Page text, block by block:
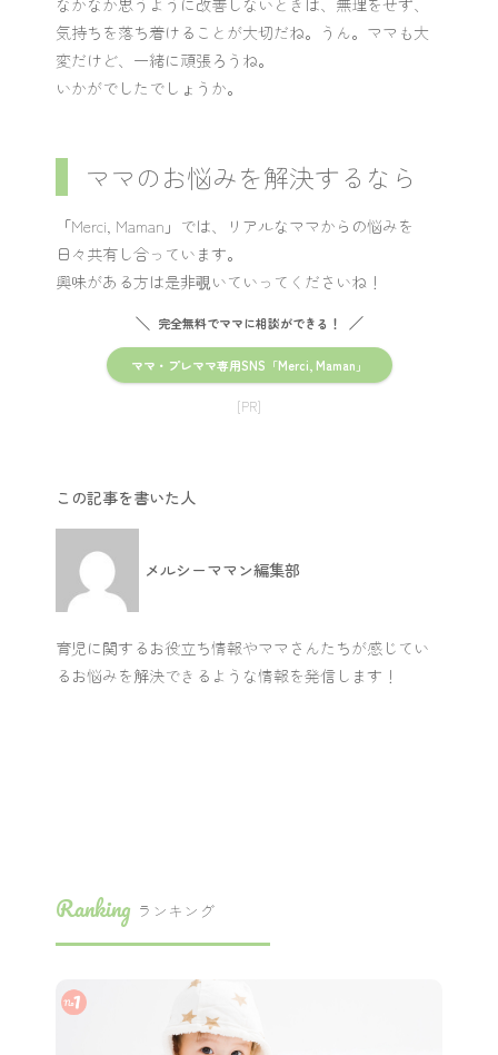
なかなか思うように改善しないときは、無理をせず、
気持ちを落ち着けることが大切だね。うん。ママも大
変だけど、一緒に頑張ろうね。
いかがでしたでしょうか。
ママのお悩みを解決するなら
「Merci, Maman」では、リアルなママからの悩みを
日々共有し合っています。
興味がある方は是非覗いていってくださいね！
完全無料でママに相談ができる！
ママ・プレママ専用SNS「Merci, Maman」
[PR]
この記事を書いた人
メルシーママン編集部
育児に関するお役立ち情報やママさんたちが感じてい
るお悩みを解決できるような情報を発信します！
Ranking ランキング